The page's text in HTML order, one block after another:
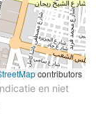
contributors
en niet